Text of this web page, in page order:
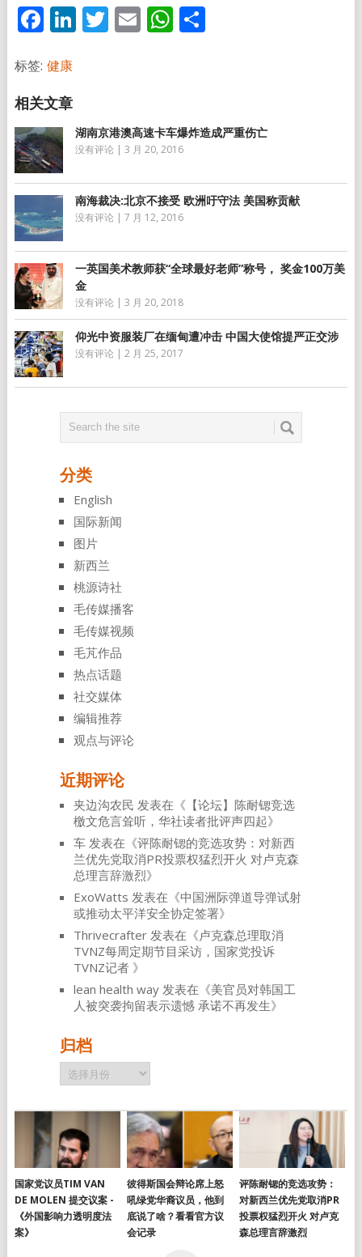
Facebook
LinkedIn
Twitter
EmailWhatsApp
分
标签: 健康
湖南京港澳高速卡车爆炸造成严重伤亡
没有评论 | 3 月 20, 2016
南海裁决:北京不接受 欧洲吁守法 美国称贡献
没有评论 | 7 月 12, 2016
一英国美术教师获“全球最好老师”称号， 奖金100万美
金
没有评论 | 3 月 20, 2018
仰光中资服装厂在缅甸遭冲击 中国大使馆提严正交涉
没有评论 | 2 月 25, 2017
分类
English
国际新闻
图片
新西兰
桃源诗社
毛传媒播客
毛传媒视频
毛芃作品
热点话题
社交媒体
编辑推荐
观点与评论
近期评论
夹边沟农民 发表在《 【论坛】陈耐锶竞选
檄文危言耸听，华社读者批评声四起》
车发表在《评陈耐锶的竞选攻势：对新西
兰优先党取消PR投票权猛烈开火 对卢克森
总理言辞激烈》
ExoWatts 发表在《中国洲际弹道导弹试射
或推动太平洋安全协定签署》
Thrivecrafter发表在《卢克森总理取消
TVNZ每周定期节目采访，国家党投诉
TVNZ记者 》
lean health way发表在《美官员对韩国工
人被突袭拘留表示遗憾 承诺不再发生》
归档
归
档
国家党议员TIM VAN
DE MOLEN 提交议案 -
《外国影响力透明度法
案》
彼得斯国会辩论席上怒
吼绿党华裔议员，他到
底说了啥？看看官方议
会记录
评陈耐锶的竞选攻势：
对新西兰优先党取消PR
投票权猛烈开火 对卢克
森总理言辞激烈